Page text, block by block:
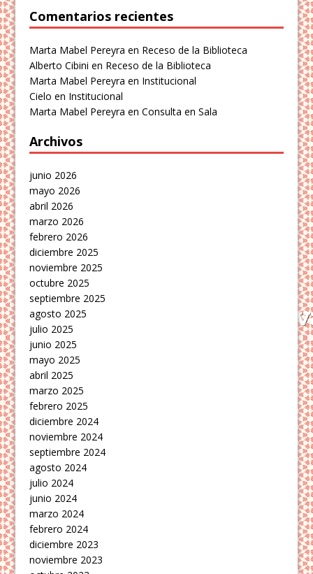
Comentarios recientes
Marta Mabel Pereyra en Receso de la Biblioteca
Alberto Cibini en Receso de la Biblioteca
Marta Mabel Pereyra en Institucional
Cielo en Institucional
Marta Mabel Pereyra enConsulta en Sala
Archivos
junio 2026
mayo 2026
abril 2026
marzo 2026
febrero 2026
diciembre 2025
noviembre 2025
octubre 2025
septiembre 2025
agosto 2025
julio 2025
junio 2025
mayo 2025
abril 2025
marzo 2025
febrero 2025
diciembre 2024
noviembre 2024
septiembre 2024
agosto 2024
julio 2024
junio 2024
marzo 2024
febrero 2024
diciembre 2023
noviembre 2023